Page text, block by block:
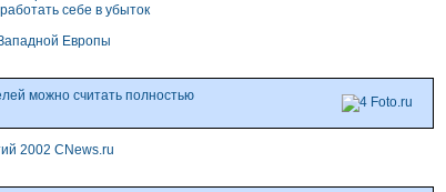
себе в убыток
Европы
можно считать полностью